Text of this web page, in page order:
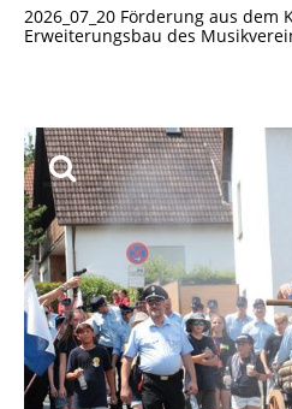
2026_07_20 Förderung aus
Erweiterungsbau des